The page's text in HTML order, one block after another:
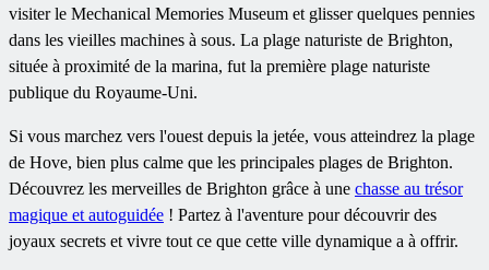
visiter le Mechanical Memories Museum et glisser quelques pennies
dans les vieilles machines à sous. La plage naturiste de Brighton,
située à proximité de la marina, fut la première plage naturiste
publique du Royaume-Uni.
Si vous marchez vers l'ouest depuis la jetée, vous atteindrez la plage
de Hove, bien plus calme que les principales plages de Brighton.
Découvrez les merveilles de Brighton grâce à une chasse au trésor
magique et autoguidée ! Partez à l'aventure pour découvrir des
joyaux secrets et vivre tout ce que cette ville dynamique a à offrir.